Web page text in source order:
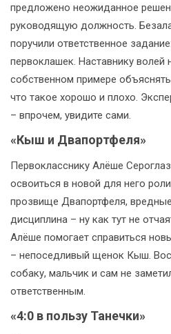
предложено неожиданное
руководящую должность.
поручили ответственное
первоклашек. Наставнику волей
собственном примере
что такое хорошо и плохо.
– впрочем, увидите сами.
«Кыш и Двапортфеля»
Первокласснику Алёше
освоиться в новой для него
прозвище Двапортфеля,
дисциплина – ну как тут не
Алёше помогает справиться
– непоседливый щенок Кыш.
собаку, мальчик и сам не
ответственным.
«4:0 в пользу Танечки»